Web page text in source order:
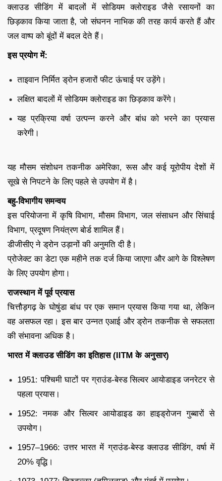
क्लाउड सीडिंग में बादलों में सोडियम क्लोराइड जैसे रसायनों का
छिड़काव किया जाता है, जो संघनन नाभिक की तरह कार्य करते हैं और
जल वाष्प को बूंदों में बदल देते हैं।
इस प्रयोग में:
ताइवान निर्मित ड्रोन हजारों फीट ऊंचाई पर उड़ेंगे।
लक्षित बादलों में सोडियम क्लोराइड का छिड़काव करेंगे।
यह प्रक्रिया वर्षा उत्पन्न करने और बांध को भरने का प्रयास
करेगी।
यह मौसम संशोधन तकनीक अमेरिका, रूस और कई यूरोपीय देशों में
सूखे से निपटने के लिए पहले से उपयोग में है।
बहु-विभागीय समन्वय
इस परियोजना में कृषि विभाग, मौसम विभाग, जल संसाधन और सिंचाई
विभाग, प्रदूषण नियंत्रण बोर्ड शामिल हैं।
डीजीसीए ने ड्रोन उड़ानों की अनुमति दी है।
प्रोजेक्ट का डेटा एक महीने तक दर्ज किया जाएगा और आगे के विश्लेषण
के लिए उपयोग होगा।
राजस्थान में पूर्व प्रयास
चित्तौड़गढ़ के घोषुंडा बांध पर एक समान प्रयास किया गया था, लेकिन
वह असफल रहा। इस बार उन्नत एआई और ड्रोन तकनीक से सफलता
की संभावना अधिक है।
भारत में क्लाउड सीडिंग का इतिहास (IITM के अनुसार)
1951: पश्चिमी घाटों पर ग्राउंड-बेस्ड सिल्वर आयोडाइड जनरेटर से
पहला प्रयास।
1952: नमक और सिल्वर आयोडाइड का हाइड्रोजन गुब्बारों से
उपयोग।
1957–1966: उत्तर भारत में ग्राउंड-बेस्ड क्लाउड सीडिंग, वर्षा में
20% वृद्धि।